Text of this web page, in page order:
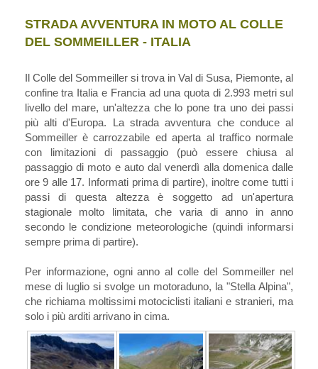
STRADA AVVENTURA IN MOTO AL COLLE
DEL SOMMEILLER - ITALIA
Il Colle del Sommeiller si trova in Val di Susa, Piemonte, al
confine tra Italia e Francia ad una quota di 2.993 metri sul
livello del mare, un'altezza che lo pone tra uno dei passi
più alti d'Europa. La strada avventura che conduce al
Sommeiller è carrozzabile ed aperta al traffico normale
con limitazioni di passaggio (può essere chiusa al
passaggio di moto e auto dal venerdì alla domenica dalle
ore 9 alle 17. Informati prima di partire), inoltre come tutti i
passi di questa altezza è soggetto ad un'apertura
stagionale molto limitata, che varia di anno in anno
secondo le condizione meteorologiche (quindi informarsi
sempre prima di partire).
Per informazione, ogni anno al colle del Sommeiller nel
mese di luglio si svolge un motoraduno, la "Stella Alpina",
che richiama moltissimi motociclisti italiani e stranieri, ma
solo i più arditi arrivano in cima.